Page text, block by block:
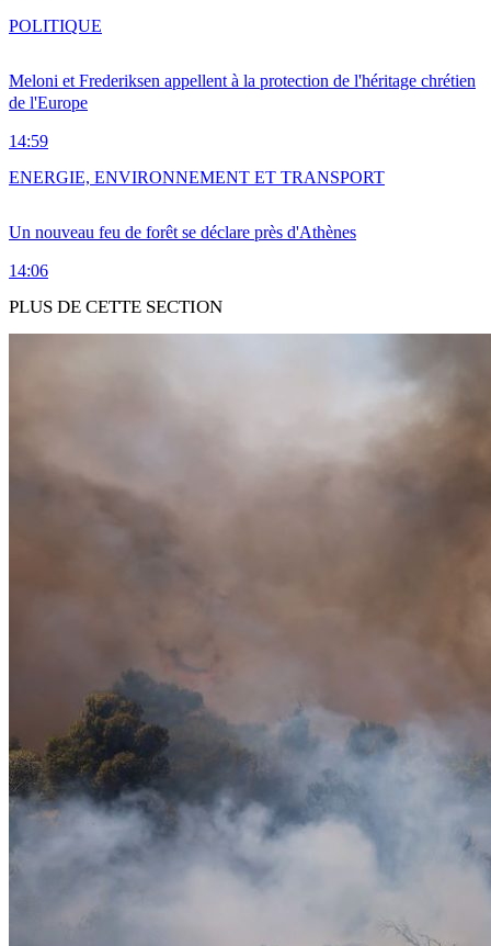
Meloni et Frederiksen appellent à la protection de l'héritage chrétien
de l'Europe
14:59
POLITIQUE
Un nouveau feu de forêt se déclare près d'Athènes
14:06
ENERGIE, ENVIRONNEMENT ET TRANSPORT
PLUS DE CETTE SECTION